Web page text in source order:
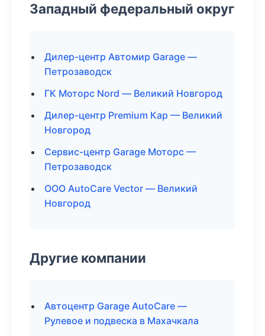
Западный федеральный округ
Дилер-центр Автомир Garage —
Петрозаводск
ГК Моторс Nord — Великий Новгород
Дилер-центр Premium Кар — Великий
Новгород
Сервис-центр Garage Моторс —
Петрозаводск
ООО AutoCare Vector — Великий
Новгород
Другие компании
Автоцентр Garage AutoCare —
Рулевое и подвеска в Махачкала